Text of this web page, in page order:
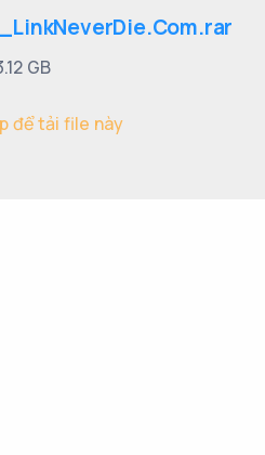
GB
để tải file này